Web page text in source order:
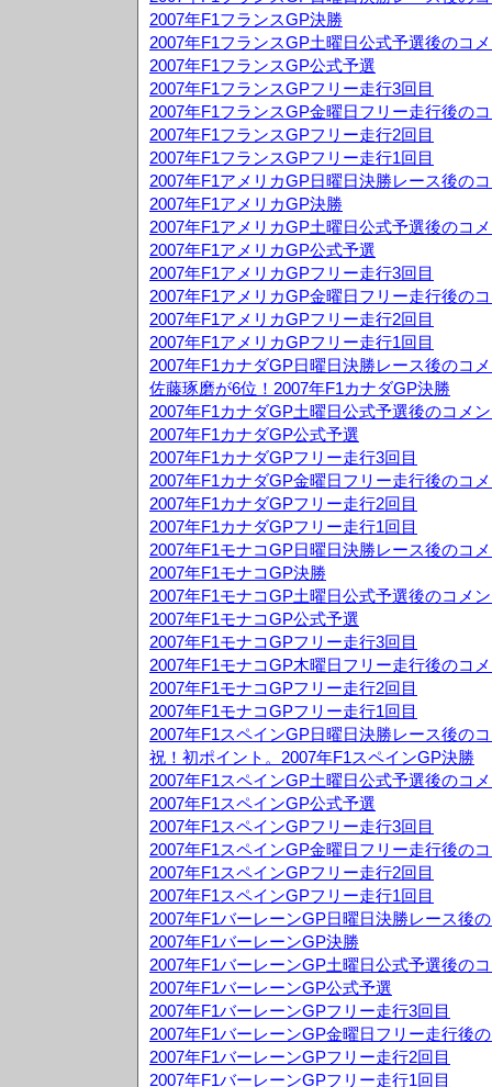
2007年F1フランスGP決勝
2007年F1フランスGP土曜日公式予選後のコ
2007年F1フランスGP公式予選
2007年F1フランスGPフリー走行3回目
2007年F1フランスGP金曜日フリー走行後の
2007年F1フランスGPフリー走行2回目
2007年F1フランスGPフリー走行1回目
2007年F1アメリカGP日曜日決勝レース後の
2007年F1アメリカGP決勝
2007年F1アメリカGP土曜日公式予選後のコ
2007年F1アメリカGP公式予選
2007年F1アメリカGPフリー走行3回目
2007年F1アメリカGP金曜日フリー走行後の
2007年F1アメリカGPフリー走行2回目
2007年F1アメリカGPフリー走行1回目
2007年F1カナダGP日曜日決勝レース後のコ
佐藤琢磨が6位！2007年F1カナダGP決勝
2007年F1カナダGP土曜日公式予選後のコメ
2007年F1カナダGP公式予選
2007年F1カナダGPフリー走行3回目
2007年F1カナダGP金曜日フリー走行後のコ
2007年F1カナダGPフリー走行2回目
2007年F1カナダGPフリー走行1回目
2007年F1モナコGP日曜日決勝レース後のコ
2007年F1モナコGP決勝
2007年F1モナコGP土曜日公式予選後のコメ
2007年F1モナコGP公式予選
2007年F1モナコGPフリー走行3回目
2007年F1モナコGP木曜日フリー走行後のコ
2007年F1モナコGPフリー走行2回目
2007年F1モナコGPフリー走行1回目
2007年F1スペインGP日曜日決勝レース後の
祝！初ポイント。2007年F1スペインGP決勝
2007年F1スペインGP土曜日公式予選後のコ
2007年F1スペインGP公式予選
2007年F1スペインGPフリー走行3回目
2007年F1スペインGP金曜日フリー走行後の
2007年F1スペインGPフリー走行2回目
2007年F1スペインGPフリー走行1回目
2007年F1バーレーンGP日曜日決勝レース後
2007年F1バーレーンGP決勝
2007年F1バーレーンGP土曜日公式予選後の
2007年F1バーレーンGP公式予選
2007年F1バーレーンGPフリー走行3回目
2007年F1バーレーンGP金曜日フリー走行後
2007年F1バーレーンGPフリー走行2回目
2007年F1バーレーンGPフリー走行1回目